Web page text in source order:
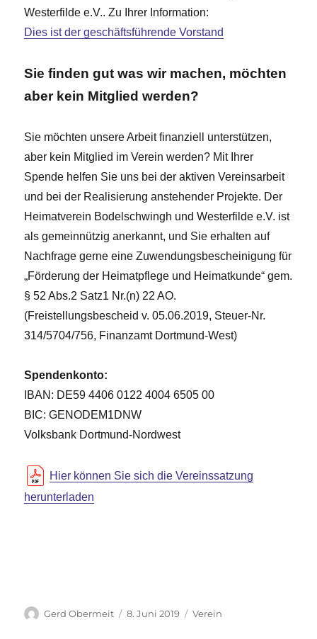
Westerfilde e.V.. Zu Ihrer Information:
Dies ist der geschäftsführende Vorstand
Sie finden gut was wir machen, möchten
aber kein Mitglied werden?
Sie möchten unsere Arbeit finanziell unterstützen,
aber kein Mitglied im Verein werden? Mit Ihrer
Spende helfen Sie uns bei der aktiven Vereinsarbeit
und bei der Realisierung anstehender Projekte. Der
Heimatverein Bodelschwingh und Westerfilde e.V. ist
als gemeinnützig anerkannt, und Sie erhalten auf
Nachfrage gerne eine Zuwendungsbescheinigung für
„Förderung der Heimatpflege und Heimatkunde“ gem.
§ 52 Abs.2 Satz1 Nr.(n) 22 AO.
(Freistellungsbescheid v. 05.06.2019, Steuer-Nr.
314/5704/756, Finanzamt Dortmund-West)
Spendenkonto:
IBAN: DE59 4406 0122 4004 6505 00
BIC: GENODEM1DNW
Volksbank Dortmund-Nordwest
Hier können Sie sich die Vereinssatzung
herunterladen
Autor
Gerd Obermeit
Veröffentlicht
8. Juni 2019 Kategorien
Verein